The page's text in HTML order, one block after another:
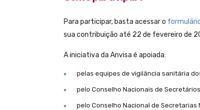
Para participar, basta acessar o
sua contribuição até 22 de fevereiro de
A iniciativa da Anvisa é apoiada:
pelas equipes de vigilância sanitária
pelo Conselho Nacionais de
pelo Conselho Nacional de Secretarias